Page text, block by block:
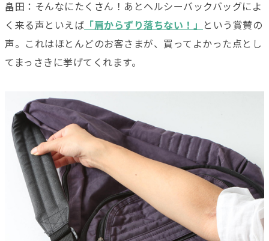
畠田：そんなにたくさん！あとヘルシーバックバッグによ
く来る声といえば 「肩からずり落ちない！」
という賞賛の
声。これはほとんどのお客さまが、買ってよかった点とし
てまっさきに挙げてくれます。